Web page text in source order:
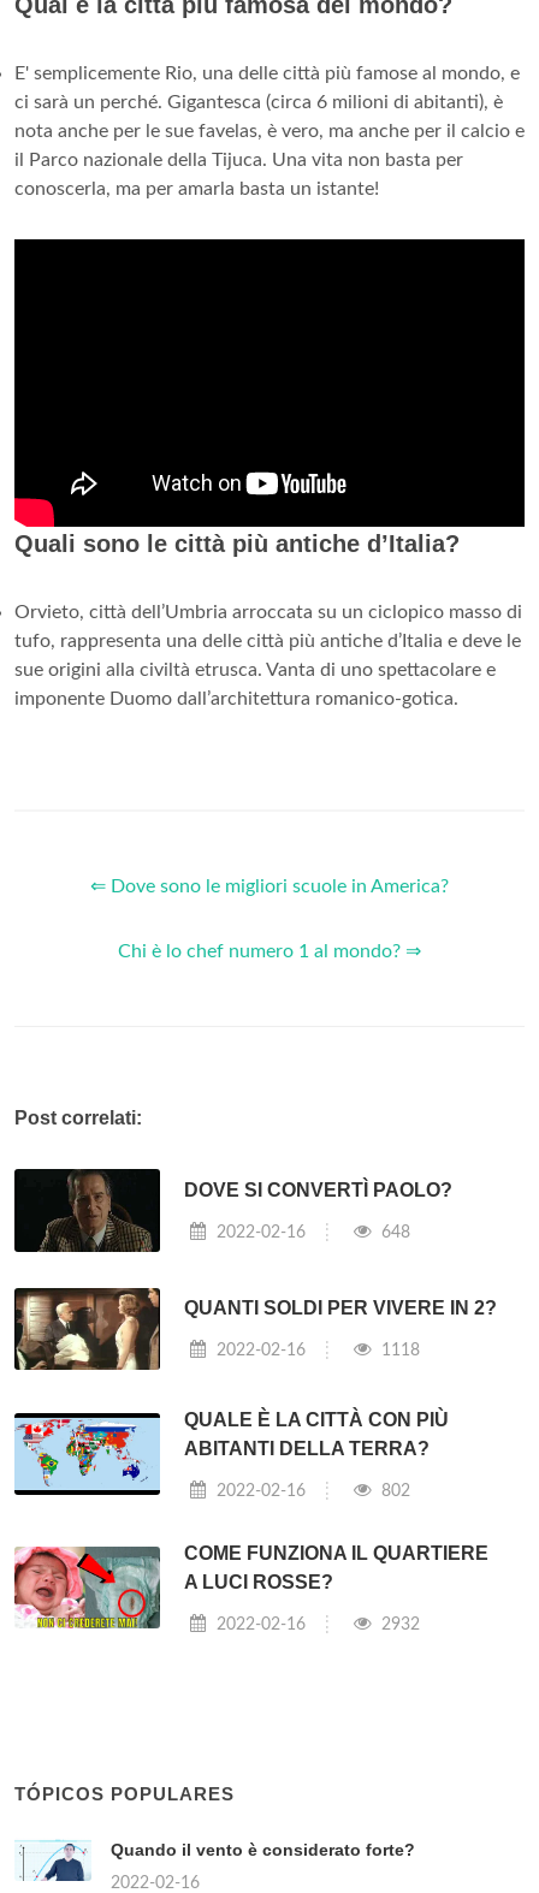
E' semplicemente Rio, una delle città più famose al mondo, e
ci sarà un perché. Gigantesca (circa 6 milioni di abitanti), è
nota anche per le sue favelas, è vero, ma anche per il calcio e
il Parco nazionale della Tijuca. Una vita non basta per
conoscerla, ma per amarla basta un istante!
Quali sono le città più antiche d’Italia?
Orvieto, città dell’Umbria arroccata su un ciclopico masso di
tufo, rappresenta una delle città più antiche d’Italia e deve le
sue origini alla civiltà etrusca. Vanta di uno spettacolare e
imponente Duomo dall’architettura romanico-gotica.
⇐ Dove sono le migliori scuole in America?
Chi è lo chef numero 1 al mondo? ⇒
Post correlati:
DOVE SI CONVERTÌ PAOLO?
2022-02-16 648
QUANTI SOLDI PER VIVERE IN 2?
2022-02-16 1118
QUALE È LA CITTÀ CON PIÙ
ABITANTI DELLA TERRA?
2022-02-16 802
COME FUNZIONA IL QUARTIERE
A LUCI ROSSE?
2022-02-16 2932
TÓPICOS POPULARES
Quando il vento è considerato forte?
2022-02-16